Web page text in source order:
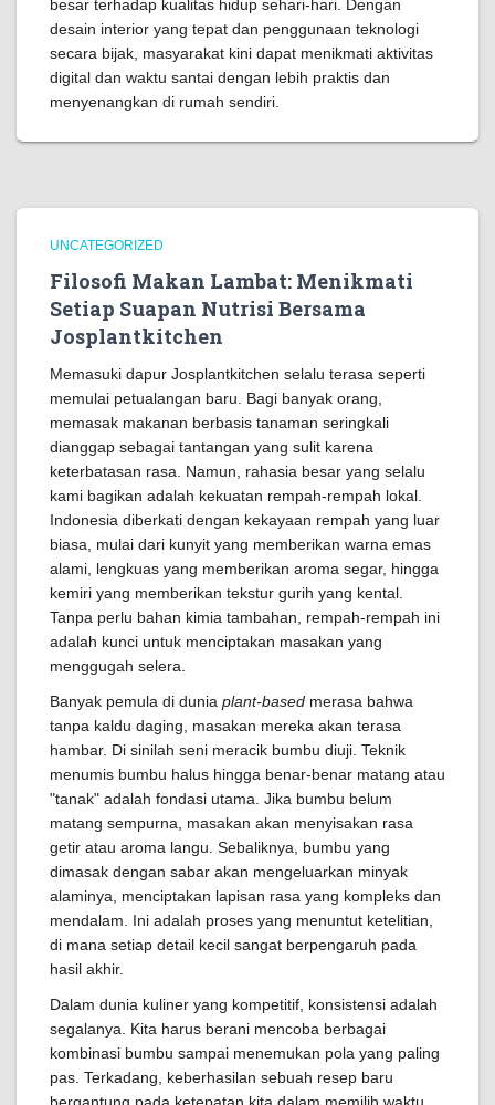
besar terhadap kualitas hidup sehari-hari. Dengan
desain interior yang tepat dan penggunaan teknologi
secara bijak, masyarakat kini dapat menikmati aktivitas
digital dan waktu santai dengan lebih praktis dan
menyenangkan di rumah sendiri.
UNCATEGORIZED
Filosofi Makan Lambat: Menikmati
Setiap Suapan Nutrisi Bersama
Josplantkitchen
Memasuki dapur Josplantkitchen selalu terasa seperti
memulai petualangan baru. Bagi banyak orang,
memasak makanan berbasis tanaman seringkali
dianggap sebagai tantangan yang sulit karena
keterbatasan rasa. Namun, rahasia besar yang selalu
kami bagikan adalah kekuatan rempah-rempah lokal.
Indonesia diberkati dengan kekayaan rempah yang luar
biasa, mulai dari kunyit yang memberikan warna emas
alami, lengkuas yang memberikan aroma segar, hingga
kemiri yang memberikan tekstur gurih yang kental.
Tanpa perlu bahan kimia tambahan, rempah-rempah ini
adalah kunci untuk menciptakan masakan yang
menggugah selera.
Banyak pemula di dunia plant-based merasa bahwa
tanpa kaldu daging, masakan mereka akan terasa
hambar. Di sinilah seni meracik bumbu diuji. Teknik
menumis bumbu halus hingga benar-benar matang atau
"tanak" adalah fondasi utama. Jika bumbu belum
matang sempurna, masakan akan menyisakan rasa
getir atau aroma langu. Sebaliknya, bumbu yang
dimasak dengan sabar akan mengeluarkan minyak
alaminya, menciptakan lapisan rasa yang kompleks dan
mendalam. Ini adalah proses yang menuntut ketelitian,
di mana setiap detail kecil sangat berpengaruh pada
hasil akhir.
Dalam dunia kuliner yang kompetitif, konsistensi adalah
segalanya. Kita harus berani mencoba berbagai
kombinasi bumbu sampai menemukan pola yang paling
pas. Terkadang, keberhasilan sebuah resep baru